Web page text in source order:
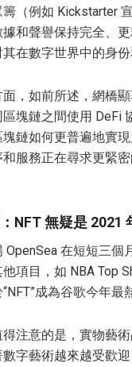
（例如 Kickstarter
和聲譽保持完全、
在數字世界中的身
，如前所述，網橋
塊鏈之間使用 DeFi
鏈如何更普遍地實
服務正在尋求更緊
NFT 無疑是 2021
OpenSea 在短短三
項目，如 NBA Top
成為谷歌今年最
注意的是，實物藝
字藝術越來越受歡